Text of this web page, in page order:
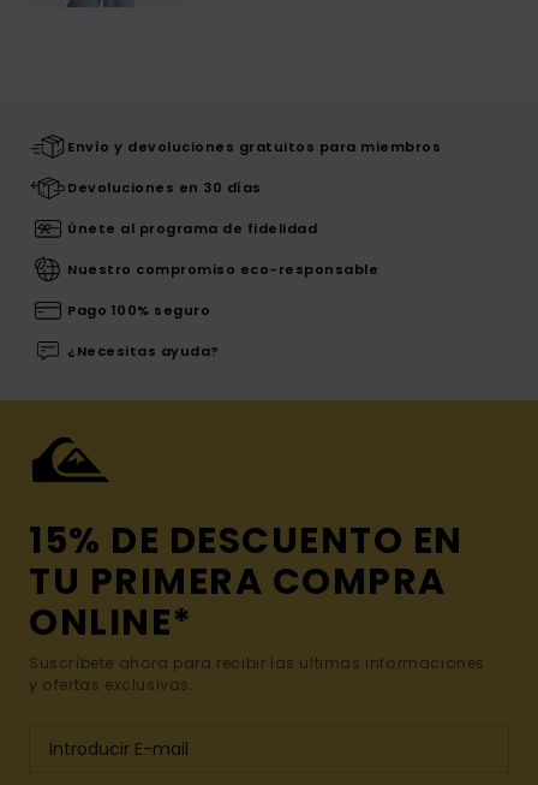
Envío y devoluciones gratuitos para miembros
Devoluciones en 30 días
Únete al programa de fidelidad
Nuestro compromiso eco-responsable
Pago 100% seguro
¿Necesitas ayuda?
15% DE DESCUENTO EN
TU PRIMERA COMPRA
ONLINE*
Suscríbete ahora para recibir las ultimas informaciones
y ofertas exclusivas.